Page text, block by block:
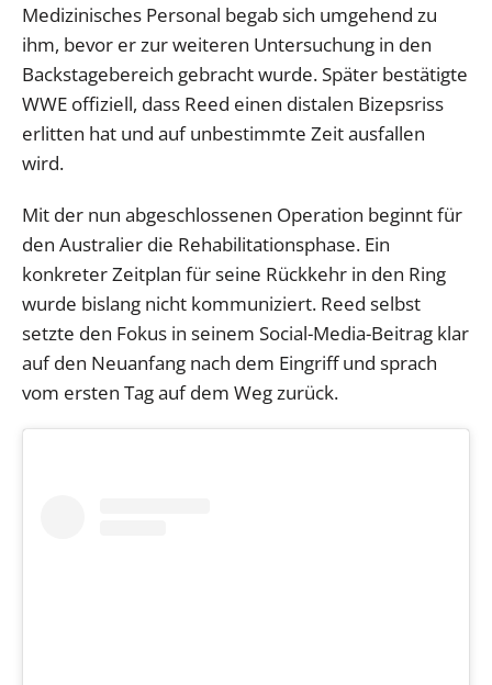
Medizinisches Personal begab sich umgehend zu
ihm, bevor er zur weiteren Untersuchung in den
Backstagebereich gebracht wurde. Später bestätigte
WWE offiziell, dass Reed einen distalen Bizepsriss
erlitten hat und auf unbestimmte Zeit ausfallen
wird.
Mit der nun abgeschlossenen Operation beginnt für
den Australier die Rehabilitationsphase. Ein
konkreter Zeitplan für seine Rückkehr in den Ring
wurde bislang nicht kommuniziert. Reed selbst
setzte den Fokus in seinem Social-Media-Beitrag klar
auf den Neuanfang nach dem Eingriff und sprach
vom ersten Tag auf dem Weg zurück.